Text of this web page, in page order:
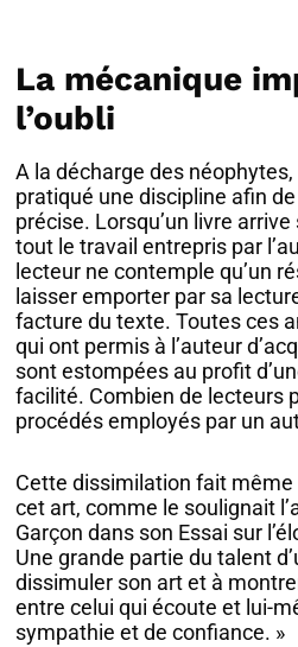
La mécanique
l’oubli
A la décharge des
pratiqué une discipline afin
précise. Lorsqu’un livre
tout le travail entrepris par
lecteur ne contemple qu’un
laisser emporter par sa
facture du texte. Toutes ces
qui ont permis à l’auteur
sont estompées au profit
facilité. Combien de lecteurs
procédés employés par un
Cette dissimilation fait
cet art, comme le soulignait
Garçon dans son Essai sur
Une grande partie du talent
dissimuler son art et à
entre celui qui écoute et lui-
sympathie et de confiance. »